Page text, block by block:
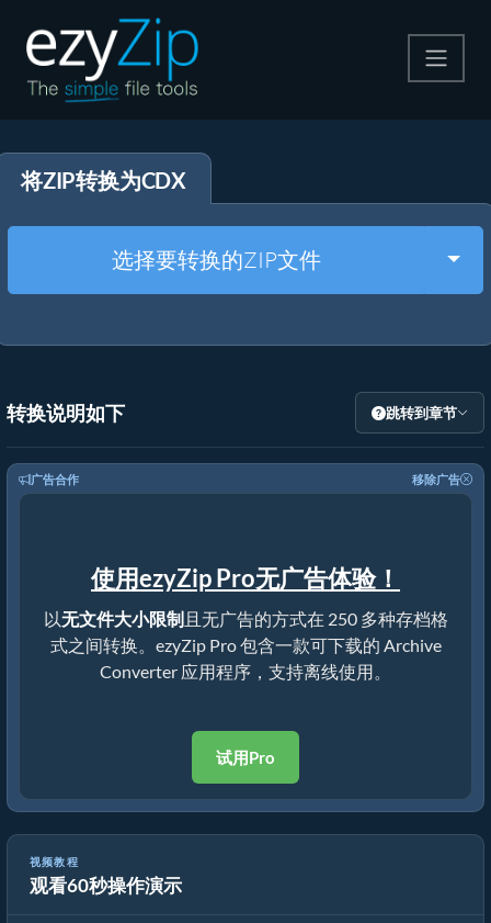
解压
其他工具
将ZIP转换为CDX
选择要转换的ZIP文件
转换说明如下 跳转到章节
广告合作 移除广告
使用ezyZip Pro无广告体验！
以无文件大小限制且无广告的方式在 250 多种存档格
式之间转换。ezyZip Pro 包含一款可下载的 Archive
Converter 应用程序，支持离线使用。
试用Pro
视频教程
观看60秒操作演示
如何使用 ezyZip 在线解压文件（免费，无需安装）